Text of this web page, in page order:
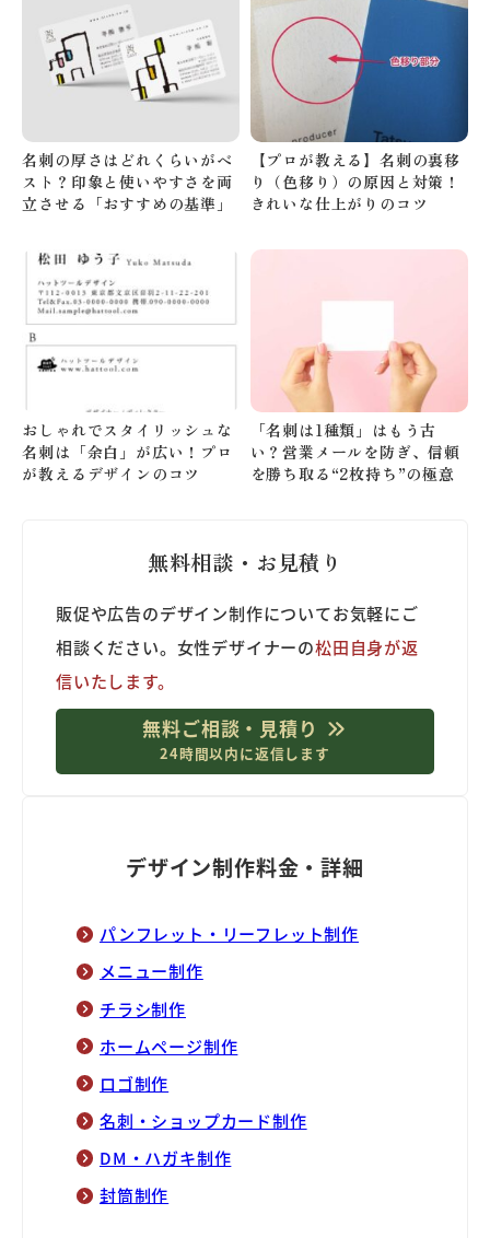
名刺の厚さはどれくらいがベ
スト？印象と使いやすさを両
立させる「おすすめの基準」
【プロが教える】名刺の裏移
り（色移り）の原因と対策！
きれいな仕上がりのコツ
おしゃれでスタイリッシュな
名刺は「余白」が広い！プロ
が教えるデザインのコツ
「名刺は1種類」はもう古
い？営業メールを防ぎ、信頼
を勝ち取る“2枚持ち”の極意
無料相談・お見積り
販促や広告のデザイン制作についてお気軽にご
相談ください。女性デザイナーの松田自身が返
信いたします。
無料ご相談・見積り
24時間以内に返信します
デザイン制作料金・詳細
パンフレット・リーフレット制作
メニュー制作
チラシ制作
ホームページ制作
ロゴ制作
名刺・ショップカード制作
DM・ハガキ制作
封筒制作